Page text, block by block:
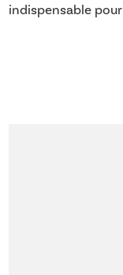
indispensable